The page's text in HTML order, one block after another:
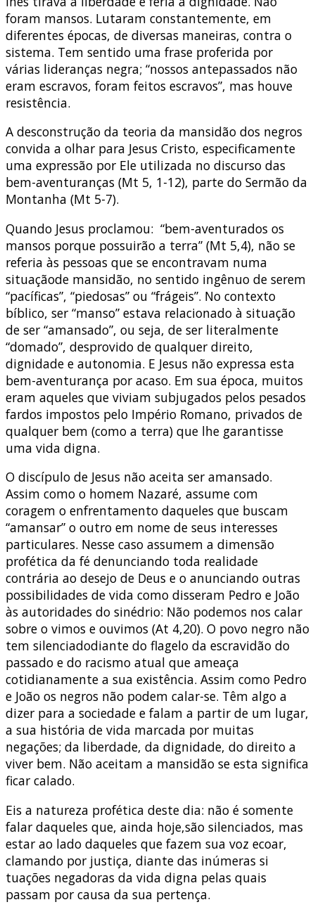
foram mansos. Lutaram constantemente, em
diferentes épocas, de diversas maneiras, contra o
sistema. Tem sentido uma frase proferida por
várias lideranças negra; “nossos antepassados não
eram escravos, foram feitos escravos”, mas houve
resistência.
A desconstrução da teoria da mansidão dos negros
convida a olhar para Jesus Cristo, especificamente
uma expressão por Ele utilizada no discurso das
bem-aventuranças (Mt 5, 1-12), parte do Sermão da
Montanha (Mt 5-7).
Quando Jesus proclamou: “bem-aventurados os
mansos porque possuirão a terra” (Mt 5,4), não se
referia às pessoas que se encontravam numa
situaçãode mansidão, no sentido ingênuo de serem
“pacíficas”, “piedosas” ou “frágeis”. No contexto
bíblico, ser “manso” estava relacionado à situação
de ser “amansado”, ou seja, de ser literalmente
“domado”, desprovido de qualquer direito,
dignidade e autonomia. E Jesus não expressa esta
bem-aventurança por acaso. Em sua época, muitos
eram aqueles que viviam subjugados pelos pesados
fardos impostos pelo Império Romano, privados de
qualquer bem (como a terra) que lhe garantisse
uma vida digna.
O discípulo de Jesus não aceita ser amansado.
Assim como o homem Nazaré, assume com
coragem o enfrentamento daqueles que buscam
“amansar” o outro em nome de seus interesses
particulares. Nesse caso assumem a dimensão
profética da fé denunciando toda realidade
contrária ao desejo de Deus e o anunciando outras
possibilidades de vida como disseram Pedro e João
às autoridades do sinédrio: Não podemos nos calar
sobre o vimos e ouvimos (At 4,20). O povo negro não
tem silenciadodiante do flagelo da escravidão do
passado e do racismo atual que ameaça
cotidianamente a sua existência. Assim como Pedro
e João os negros não podem calar-se. Têm algo a
dizer para a sociedade e falam a partir de um lugar,
a sua história de vida marcada por muitas
negações; da liberdade, da dignidade, do direito a
viver bem. Não aceitam a mansidão se esta significa
ficar calado.
Eis a natureza profética deste dia: não é somente
falar daqueles que, ainda hoje,são silenciados, mas
estar ao lado daqueles que fazem sua voz ecoar,
clamando por justiça, diante das inúmeras si
tuações negadoras da vida digna pelas quais
passam por causa da sua pertença.